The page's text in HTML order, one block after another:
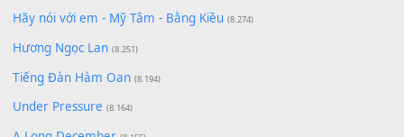
Pinyin
(8.651)
Bóng mây qua thềm